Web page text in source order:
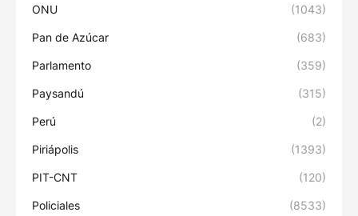
ONU (1043)
Pan de Azúcar (683)
Parlamento (359)
Paysandú (315)
Perú (2)
Piriápolis (1393)
PIT-CNT (120)
Policiales (8533)